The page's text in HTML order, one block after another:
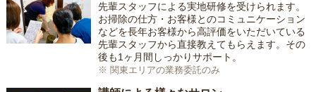
先輩スタッフによる実地研修を受けられます。
お掃除の仕方・お客様とのコミュニケーション
などを長年お客様から高評価をいただいている
先輩スタッフから直接教えてもらえます。その
後も1ヶ月間しっかりサポート。
※ 関東エリアの業務委託のみ